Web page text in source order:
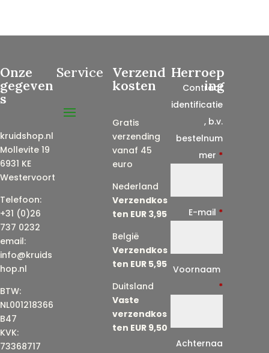
Onze
gegeven
s
kruidshop.nl
Mollevite 19
6931 KE
Westervoort
Telefoon:
+31 (0)26
737 0232
email:
info@kruids
hop.nl
BTW:
NL001218366
B47
KVK:
73368717
Service Verzend
kosten
Gratis
verzending
vanaf 45
euro
Nederland
Verzendkos
ten EUR 3,95
België
Verzendkos
ten EUR 5,95
Duitsland
Vaste
verzendkos
ten EUR 9,50
Herroep
ing
Contract
identificatie
, b.v.
bestelnum
mer *
E-mail *
Voornaam
*
Achternaa